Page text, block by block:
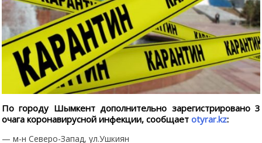
По городу Шымкент дополнительно зарегистрировано 3
очага коронавирусной инфекции, сообщает otyrar.kz:
— м-н Северо-Запад, ул.Ушкиян